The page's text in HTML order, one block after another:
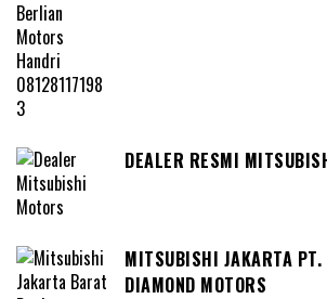
DEALER RESMI
MITSUBISHI JAKARTA PT.
DIAMOND MOTORS